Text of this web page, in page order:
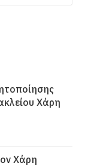
Χάρη
Χάρη